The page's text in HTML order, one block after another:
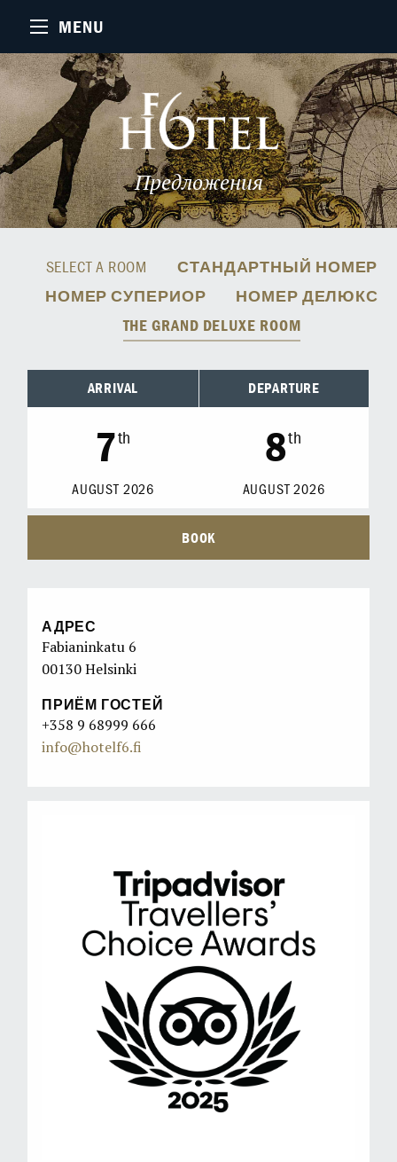
MENU
Предложения
SELECT A ROOM
СТАНДАРТНЫЙ НОМЕР
НОМЕР СУПЕРИОР
НОМЕР ДЕЛЮКС
THE GRAND DELUXE ROOM
ARRIVAL DEPARTURE
7th
AUGUST 2026
8th
AUGUST 2026
BOOK
АДРЕС
Fabianinkatu 6
00130 Helsinki
ПРИЁМ ГОСТЕЙ
+358 9 68999 666
info@hotelf6.fi